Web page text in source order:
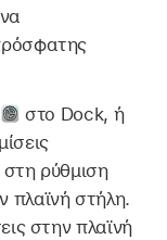
στο Dock, ή
ρύθμιση
πλαϊνή στήλη.
στην πλαϊνή